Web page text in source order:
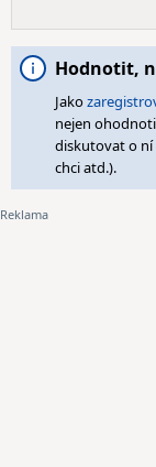
Hodnotit,
Jako
nejen
diskutovat o ní
chci atd.).